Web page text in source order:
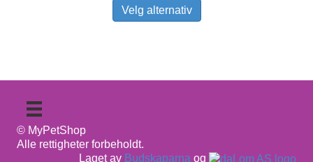
Velg alternativ
har
© MyPetShop
Alle rettigheter forbeholdt.
Laget av Budskaparna og